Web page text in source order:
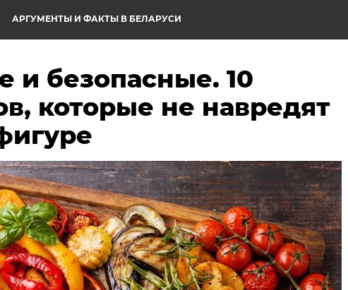
АРГУМЕНТЫ И ФАКТЫ В БЕЛАРУСИ
и безопасные. 10
которые не навредят